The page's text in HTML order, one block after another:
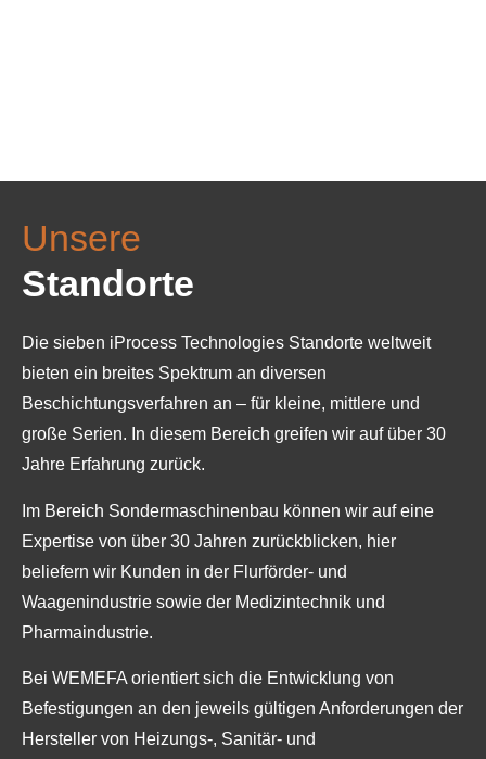
Unsere
Standorte
Die sieben iProcess Technologies Standorte weltweit
bieten ein breites Spektrum an diversen
Beschichtungsverfahren an – für kleine, mittlere und
große Serien. In diesem Bereich greifen wir auf über 30
Jahre Erfahrung zurück.
Im Bereich Sondermaschinenbau können wir auf eine
Expertise von über 30 Jahren zurückblicken, hier
beliefern wir Kunden in der Flurförder- und
Waagenindustrie sowie der Medizintechnik und
Pharmaindustrie.
Bei WEMEFA orientiert sich die Entwicklung von
Befestigungen an den jeweils gültigen Anforderungen der
Hersteller von Heizungs-, Sanitär- und